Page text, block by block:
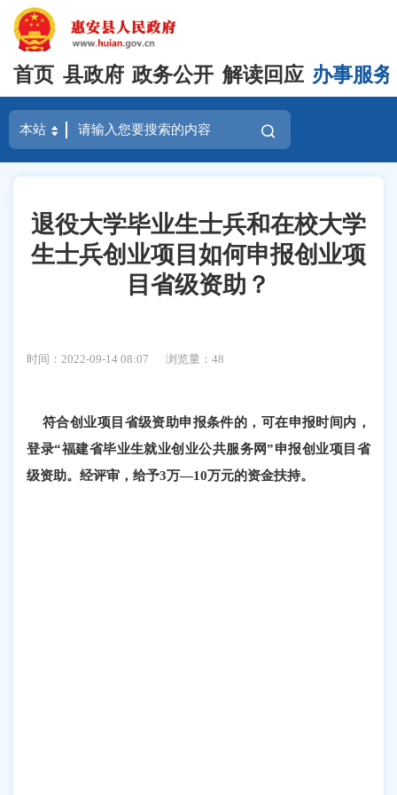
首页 县政府 政务公开 解读回应 办事服务
退役大学毕业生士兵和在校大学
生士兵创业项目如何申报创业项
目省级资助？
时间：2022-09-14 08:07 浏览量：48
符合创业项目省级资助申报条件的，可在申报时间内，
登录“福建省毕业生就业创业公共服务网”申报创业项目省
级资助。经评审，给予3万—10万元的资金扶持。